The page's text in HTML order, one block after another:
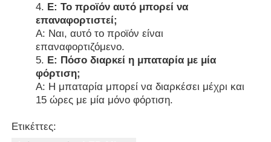
Ε: Το προϊόν αυτό μπορεί να
επαναφορτιστεί;
Α: Ναι, αυτό το προϊόν είναι
επαναφορτιζόμενο.
Ε: Πόσο διαρκεί η μπαταρία με μία
φόρτιση;
Α: Η μπαταρία μπορεί να διαρκέσει μέχρι και
15 ώρες με μία μόνο φόρτιση.
Ετικέττες: